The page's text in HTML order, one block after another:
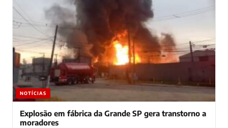
NOTÍCIAS
Explosão em fábrica da Grande SP gera transtorno a
moradores